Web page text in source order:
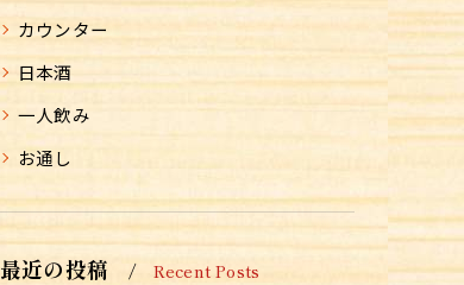
カウンター
日本酒
一人飲み
お通し
最近の投稿 Recent Posts